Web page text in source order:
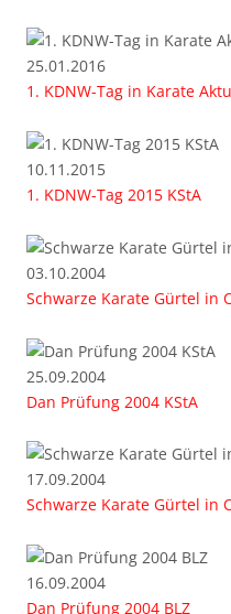
25.01.2016
1. KDNW-Tag in Karate
10.11.2015
1. KDNW-Tag 2015 KStA
03.10.2004
Schwarze Karate Gürtel in
25.09.2004
Dan Prüfung 2004 KStA
17.09.2004
Schwarze Karate Gürtel in
16.09.2004
Dan Prüfung 2004 BLZ